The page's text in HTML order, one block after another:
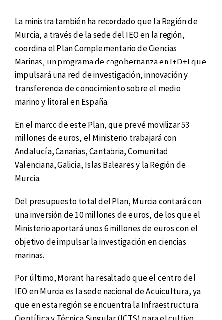
La ministra también ha recordado que la Región de
Murcia, a través de la sede del IEO en la región,
coordina el Plan Complementario de Ciencias
Marinas, un programa de cogobernanza en I+D+I que
impulsará una red de investigación, innovación y
transferencia de conocimiento sobre el medio
marino y litoral en España.
En el marco de este Plan, que prevé movilizar 53
millones de euros, el Ministerio trabajará con
Andalucía, Canarias, Cantabria, Comunitad
Valenciana, Galicia, Islas Baleares y la Región de
Murcia.
Del presupuesto total del Plan, Murcia contará con
una inversión de 10 millones de euros, de los que el
Ministerio aportará unos 6 millones de euros con el
objetivo de impulsar la investigación en ciencias
marinas.
Por último, Morant ha resaltado que el centro del
IEO en Murcia es la sede nacional de Acuicultura, ya
que en esta región se encuentra la Infraestructura